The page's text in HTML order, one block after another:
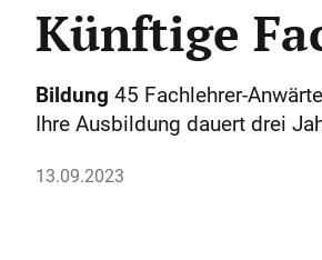
Künftige
Bildung 45 Fachlehrer-
Ihre Ausbildung dauert drei
13.09.2023